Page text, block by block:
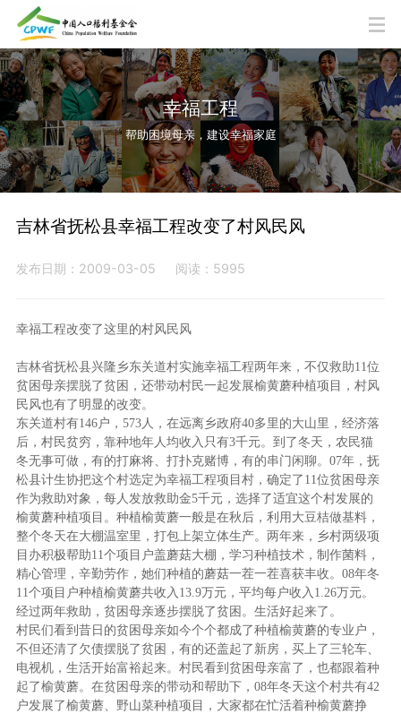
幸福工程
帮助困境母亲，建设幸福家庭
吉林省抚松县幸福工程改变了村风民风
发布日期：2009-03-05 阅读：5995
幸福工程改变了这里的村风民风
吉林省抚松县兴隆乡东关道村实施幸福工程两年来，不仅救助11位
贫困母亲摆脱了贫困，还带动村民一起发展榆黄蘑种植项目，村风
民风也有了明显的改变。
东关道村有146户，573人，在远离乡政府40多里的大山里，经济落
后，村民贫穷，靠种地年人均收入只有3千元。到了冬天，农民猫
冬无事可做，有的打麻将、打扑克赌博，有的串门闲聊。07年，抚
松县计生协把这个村选定为幸福工程项目村，确定了11位贫困母亲
作为救助对象，每人发放救助金5千元，选择了适宜这个村发展的
榆黄蘑种植项目。种植榆黄蘑一般是在秋后，利用大豆桔做基料，
整个冬天在大棚温室里，打包上架立体生产。两年来，乡村两级项
目办积极帮助11个项目户盖蘑菇大棚，学习种植技术，制作菌料，
精心管理，辛勤劳作，她们种植的蘑菇一茬一茬喜获丰收。08年冬
11个项目户种植榆黄蘑共收入13.9万元，平均每户收入1.26万元。
经过两年救助，贫困母亲逐步摆脱了贫困。生活好起来了。
村民们看到昔日的贫困母亲如今个个都成了种植榆黄蘑的专业户，
不但还清了欠债摆脱了贫困，有的还盖起了新房，买上了三轮车、
电视机，生活开始富裕起来。村民看到贫困母亲富了，也都跟着种
起了榆黄蘑。在贫困母亲的带动和帮助下，08年冬天这个村共有42
户发展了榆黄蘑、野山菜种植项目，大家都在忙活着种榆黄蘑挣